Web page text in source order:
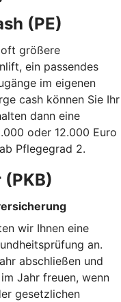
(PE)
größere
ein passendes
im eigenen
cash können Sie Ihr
dann eine
oder 12.000 Euro
Pflegegrad 2.
wir Ihnen eine
an.
abschließen und
Jahr freuen, wenn
gesetzlichen